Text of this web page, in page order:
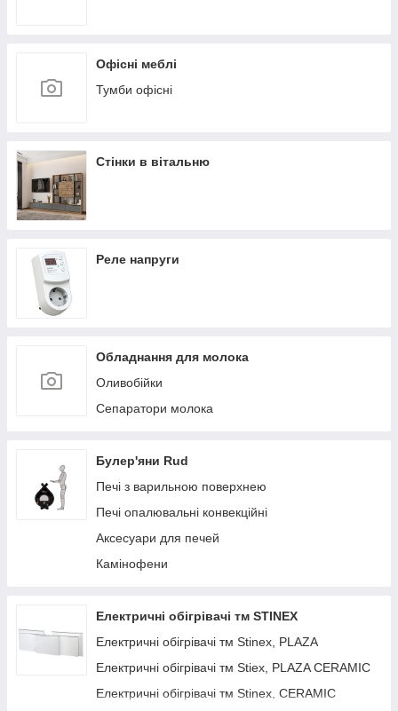
Офісні меблі
Тумби офісні
Стінки в вітальню
Реле напруги
Обладнання для молока
Оливобійки
Сепаратори молока
Булер'яни Rud
Печі з варильною поверхнею
Печі опалювальні конвекційні
Аксесуари для печей
Камінофени
Електричні обігрівачі тм STINEX
Електричні обігрівачі тм Stinex, PLAZA
Електричні обігрівачі тм Stiex, PLAZA CERAMIC
Електричні обігрівачі тм Stinex, CERAMIC